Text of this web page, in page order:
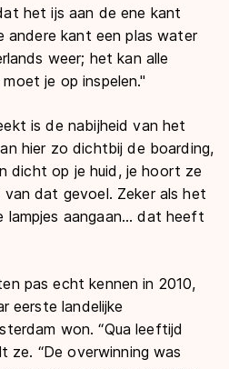
het ijs aan de ene kant
andere kant een plas water
weer; het kan alle
je op inspelen."
is de nabijheid van het
hier zo dichtbij de boarding,
dicht op je huid, je hoort ze
van dat gevoel. Zeker als het
lampjes aangaan... dat heeft
pas echt kennen in 2010,
eerste landelijke
won. “Qua leeftijd
ze. “De overwinning was